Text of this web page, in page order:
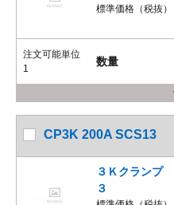
標準価格（税抜）
注文可能単位
1
数量
CP3K 200A SCS13
３Ｋクラン
３